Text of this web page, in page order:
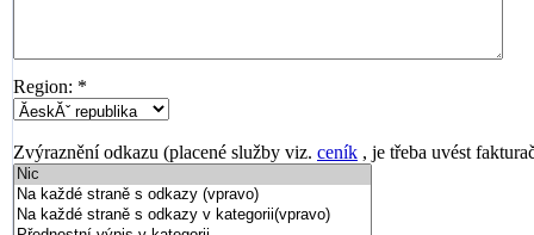
Region: *
Zvýraznění odkazu (placené služby viz. ceník , je třeba uvést